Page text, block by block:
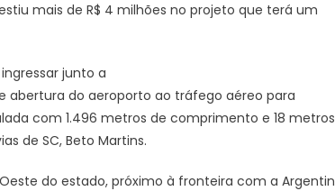
mais de R$ 4 milhões no projeto que terá um
junto a
abertura do aeroporto ao tráfego aéreo para
com 1.496 metros de comprimento e 18 metros
de SC, Beto Martins.
do estado, próximo à fronteira com a